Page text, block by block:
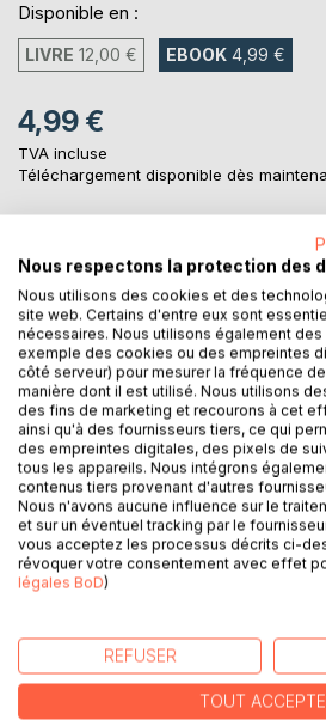
Disponible en :
LIVRE 12,00 € EBOOK 4,99 €
4,99 €
TVA incluse
Téléchargement disponible dès
AJOUTER AU
Ajouter à ma liste d'envies
Laisser un avis
DESCRIPTION
signification sur les petits et gros
personnage par lequel chacun
Nous respectons la protection des
Nous utilisons des cookies et des
site web. Certains d'entre eux sont
nécessaires. Nous utilisons également
exemple des cookies ou des empreintes
côté serveur) pour mesurer la fréquence
manière dont il est utilisé. Nous utilisons
des fins de marketing et recourons à cet
ainsi qu'à des fournisseurs tiers, ce qui
des empreintes digitales, des pixels de
tous les appareils. Nous intégrons
contenus tiers provenant d'autres
Nous n'avons aucune influence sur le
et sur un éventuel tracking par le
vous acceptez les processus décrits ci-
révoquer votre consentement avec effet
légales BoD)
REFUSER
TOUT